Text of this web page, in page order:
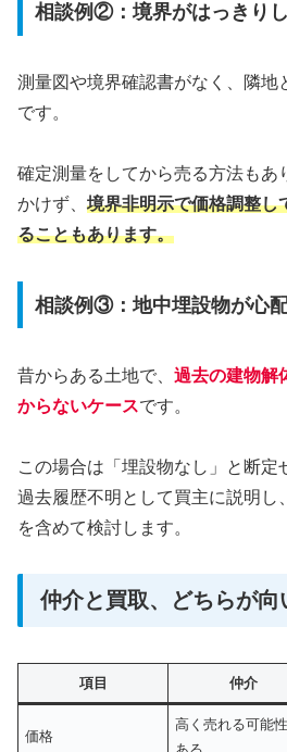
相談例②：境界がはっきり
測量図や境界確認書がなく、隣地
です。
確定測量をしてから売る方法もあ
かけず、 境界非明示で価格調整し
ることもあります。
相談例③：地中埋設物が心
昔からある土地で、 過去の建物解
からないケースです。
この場合は「埋設物なし」と断定
過去履歴不明として買主に説明し
を含めて検討します。
仲介と買取、どちらが向
項目 仲介
価格
高く売れる可能